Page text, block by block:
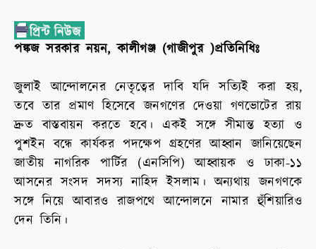
পঙ্কজ সরকার নয়ন, কালীগঞ্জ (গাজীপুর )প্রতিনিধিঃ
জুলাই আন্দোলনের নেতৃত্বের দাবি যদি সত্যিই করা হয়,
তবে তার প্রমাণ হিসেবে জনগণের দেওয়া গণভোটের রায়
দ্রুত বাস্তবায়ন করতে হবে। একই সঙ্গে সীমান্ত হত্যা ও
পুশইন বন্ধে কার্যকর পদক্ষেপ গ্রহণের আহ্বান জানিয়েছেন
জাতীয় নাগরিক পার্টির (এনসিপি) আহ্বায়ক ও ঢাকা-১১
আসনের সংসদ সদস্য নাহিদ ইসলাম। অন্যথায় জনগণকে
সঙ্গে নিয়ে আবারও রাজপথে আন্দোলনে নামার হুঁশিয়ারিও
দেন তিনি।